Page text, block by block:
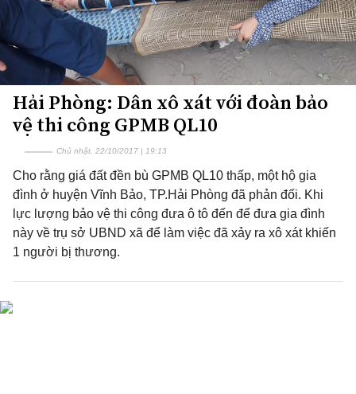
Hải Phòng: Dân xô xát với đoàn bảo
vệ thi công GPMB QL10
Chủ nhật, 22/10/2017 | 19:13
Cho rằng giá đất đền bù GPMB QL10 thấp, một hộ gia
đình ở huyện Vĩnh Bảo, TP.Hải Phòng đã phản đối. Khi
lực lượng bảo vệ thi công đưa ô tô đến để đưa gia đình
này về trụ sở UBND xã để làm việc đã xảy ra xô xát khiến
1 người bị thương.